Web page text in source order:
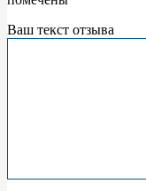
Ваш текст отзыва